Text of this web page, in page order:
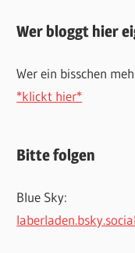
Wer bloggt hier
Wer ein bisschen
*klickt hier*
Bitte folgen
Blue Sky:
laberladen.bsky.social